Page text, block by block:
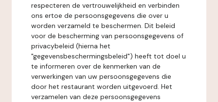
respecteren de vertrouwelijkheid en verbinden
ons ertoe de persoonsgegevens die over u
worden verzameld te beschermen. Dit beleid
voor de bescherming van persoonsgegevens of
privacybeleid (hierna het
"gegevensbeschermingsbeleid") heeft tot doel u
te informeren over de kenmerken van de
verwerkingen van uw persoonsgegevens die
door het restaurant worden uitgevoerd. Het
verzamelen van deze persoonsgegevens